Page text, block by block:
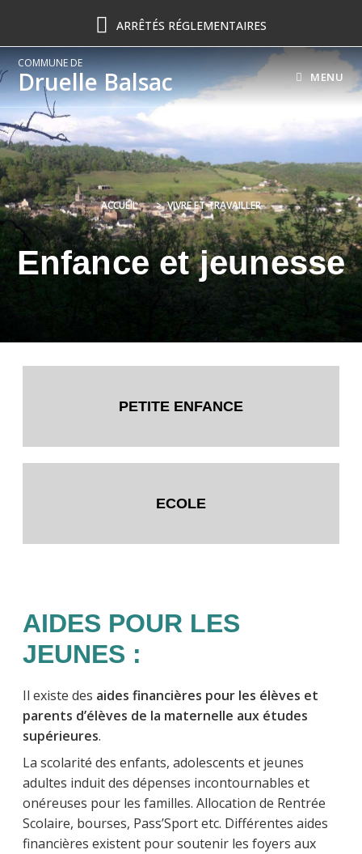
ARRÊTÉS RÉGLEMENTAIRES
COMMUNE DE
Druelle Balsac MENU
ACCUEIL > VIVRE ET TRAVAILLER
Enfance et jeunesse
PETITE ENFANCE
ECOLE
AIDES POUR LES
JEUNES :
Il existe des aides financières pour les élèves et
parents d’élèves de la maternelle aux études
supérieures.
La scolarité des enfants, adolescents et jeunes
adultes induit des dépenses incontournables et
onéreuses pour les familles. Allocation de Rentrée
Scolaire, bourses, Pass’Sport etc. Différentes aides
financières existent pour soutenir les foyers aux